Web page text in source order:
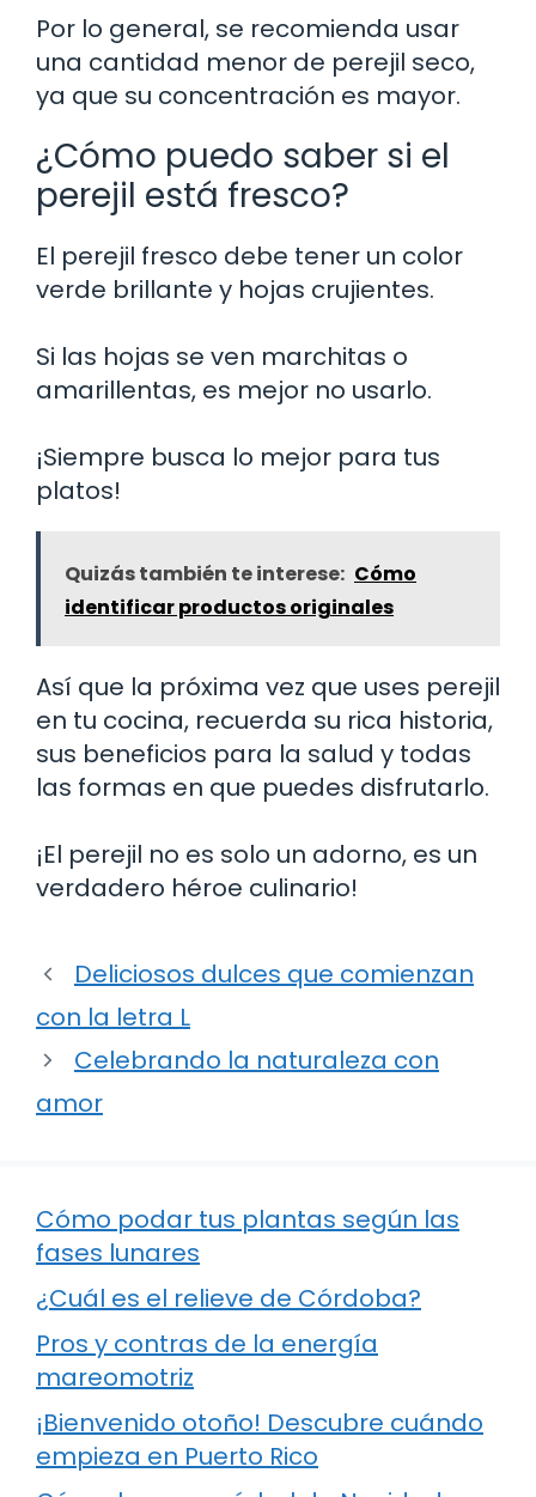
Por lo general, se recomienda usar
una cantidad menor de perejil seco,
ya que su concentración es mayor.
¿Cómo puedo saber si el
perejil está fresco?
El perejil fresco debe tener un color
verde brillante y hojas crujientes.
Si las hojas se ven marchitas o
amarillentas, es mejor no usarlo.
¡Siempre busca lo mejor para tus
platos!
Quizás también te interese: Cómo
identificar productos originales
Así que la próxima vez que uses perejil
en tu cocina, recuerda su rica historia,
sus beneficios para la salud y todas
las formas en que puedes disfrutarlo.
¡El perejil no es solo un adorno, es un
verdadero héroe culinario!
Deliciosos dulces que comienzan
con la letra L
Celebrando la naturaleza con
amor
Cómo podar tus plantas según las
fases lunares
¿Cuál es el relieve de Córdoba?
Pros y contras de la energía
mareomotriz
¡Bienvenido otoño! Descubre cuándo
empieza en Puerto Rico